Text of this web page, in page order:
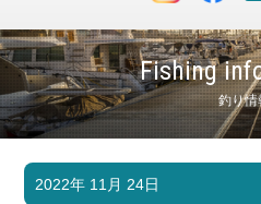
Fishing
釣り情
マリンクラブ
マリンライフを堪能したい！
2022年 11月 24日